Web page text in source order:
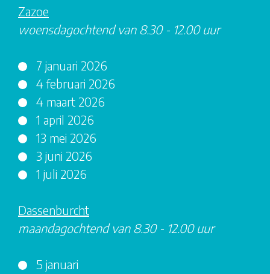
Zazoe
woensdagochtend van 8.30 - 12.00 uur
7 januari 2026
4 februari 2026
4 maart 2026
1 april 2026
13 mei 2026
3 juni 2026
1 juli 2026
Dassenburcht
maandagochtend van 8.30 - 12.00 uur
5 januari